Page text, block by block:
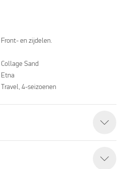
Front- en zijdelen.
Collage Sand
Etna
Travel, 4-seizoenen